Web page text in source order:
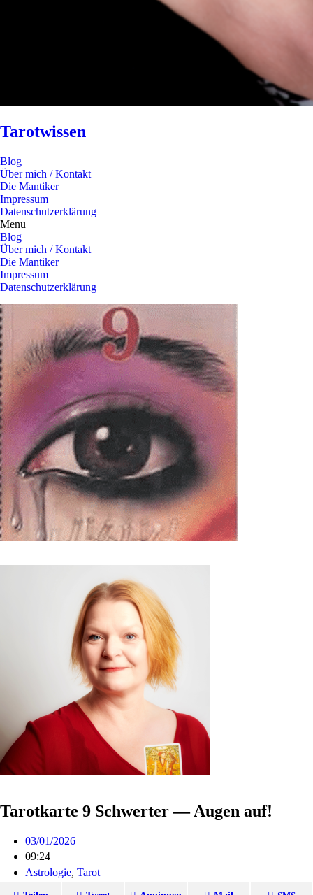
Tarotwissen
Blog
Über mich / Kontakt
Die Mantiker
Impressum
Datenschutzerklärung
Menu
Blog
Über mich / Kontakt
Die Mantiker
Impressum
Datenschutzerklärung
Tarotkarte 9 Schwerter — Augen auf!
03/01/2026
09:24
Astrologie, Tarot